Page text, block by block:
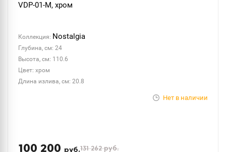
VDP-01-M, хром
Коллекция: Nostalgia
Глубина, см: 24
Высота, см: 110.6
Цвет: хром
Длина излива, см: 20.8
Нет в наличии
100 200 руб.131 262руб.